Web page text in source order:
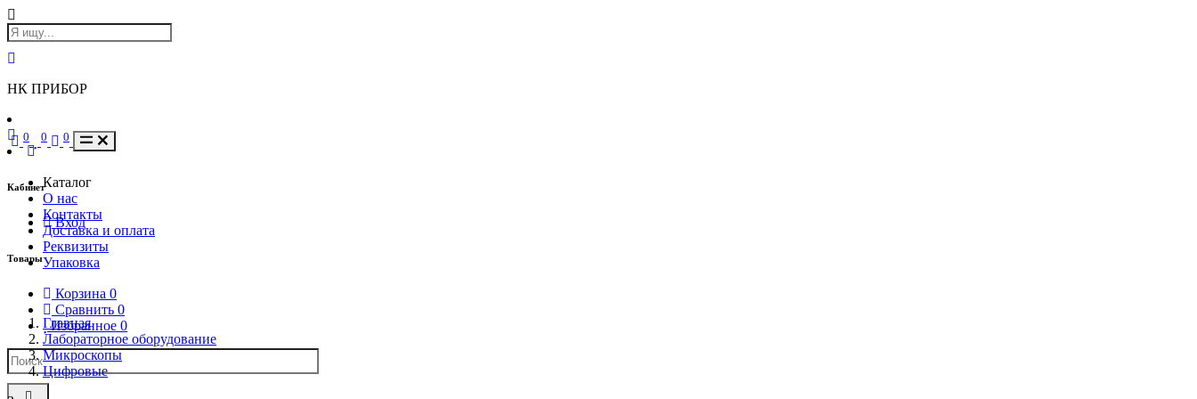
НК ПРИБОР
Кабинет
Вход
Товары
Корзина 0
Сравнить 0
Избранное 0
0 0 0
Каталог
О нас
Контакты
Доставка и оплата
Реквизиты
Упаковка
Главная
Лабораторное оборудование
Микроскопы
Цифровые